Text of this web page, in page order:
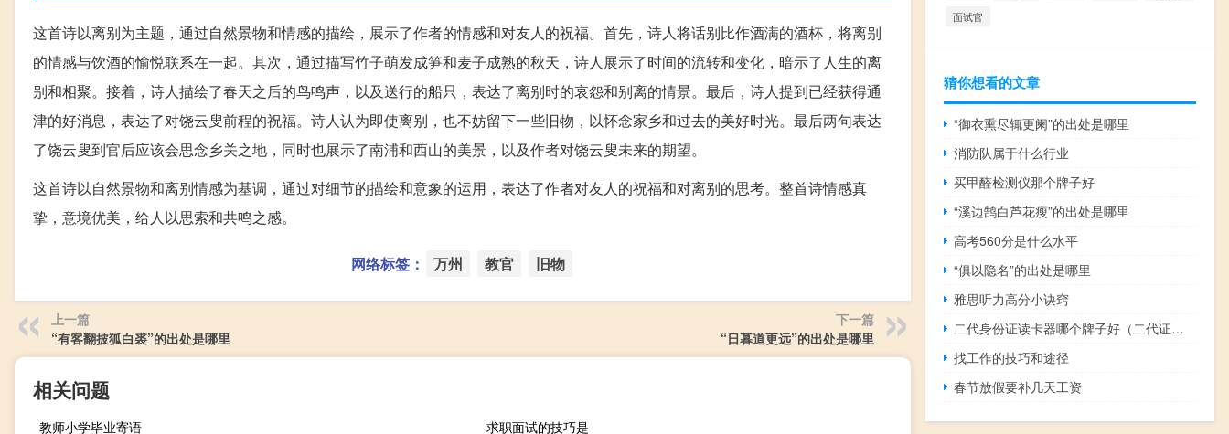
这首诗以离别为主题，通过自然景物和情感的描绘，展示了作者的情感和对友人的祝福。首先，诗人将话别比作酒满的酒杯，将离别
的情感与饮酒的愉悦联系在一起。其次，通过描写竹子萌发成笋和麦子成熟的秋天，诗人展示了时间的流转和变化，暗示了人生的离
别和相聚。接着，诗人描绘了春天之后的鸟鸣声，以及送行的船只，表达了离别时的哀怨和别离的情景。最后，诗人提到已经获得通
津的好消息，表达了对饶云叟前程的祝福。诗人认为即使离别，也不妨留下一些旧物，以怀念家乡和过去的美好时光。最后两句表达
了饶云叟到官后应该会思念乡关之地，同时也展示了南浦和西山的美景，以及作者对饶云叟未来的期望。
这首诗以自然景物和离别情感为基调，通过对细节的描绘和意象的运用，表达了作者对友人的祝福和对离别的思考。整首诗情感真
挚，意境优美，给人以思索和共鸣之感。
网络标签： 万州 教官 旧物
上一篇
“有客翻披狐白裘”的出处是哪里
下一篇
“日暮道更远”的出处是哪里
相关问题
教师小学毕业寄语 求职面试的技巧是
面试官
猜你想看的文章
“御衣熏尽辄更阑”的出处是哪里
消防队属于什么行业
买甲醛检测仪那个牌子好
“溪边鹄白芦花瘦”的出处是哪里
高考560分是什么水平
“俱以隐名”的出处是哪里
雅思听力高分小诀窍
二代身份证读卡器哪个牌子好（二代证读卡器价格）
找工作的技巧和途径
春节放假要补几天工资